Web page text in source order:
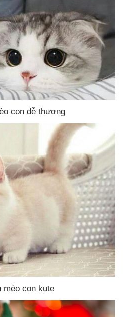
con dễ thương
mèo con kute